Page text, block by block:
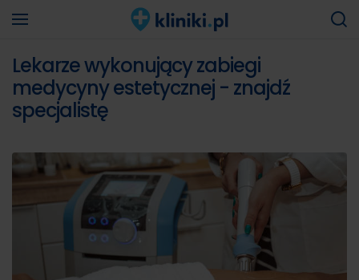
Lekarze wykonujący zabiegi
medycyny estetycznej - znajdź
specjalistę